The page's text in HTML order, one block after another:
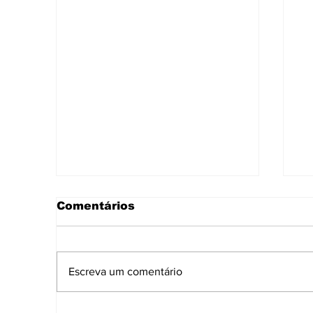
Comentários
Escreva um comentário